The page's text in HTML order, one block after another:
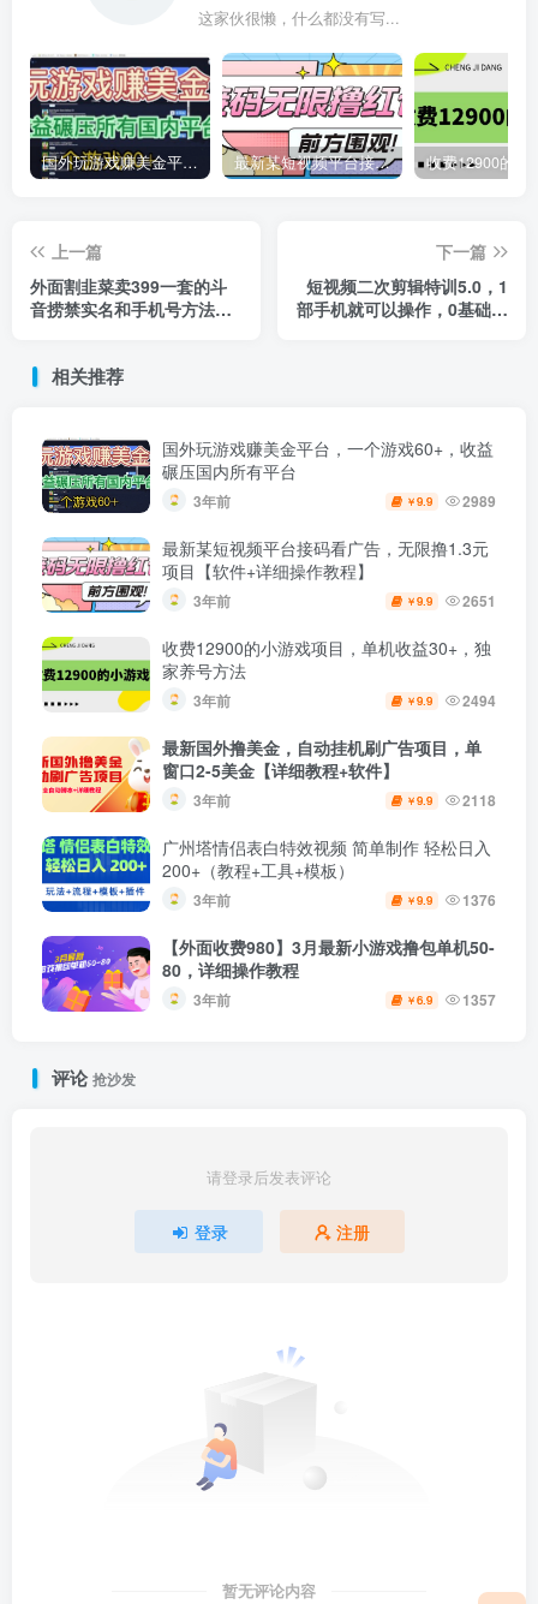
这家伙很懒，什么都没有写...
国外玩游戏赚美金平台，一个游戏60+，收益碾压国内所有平台 最新某短视频平台接码看广告，无限撸1.3元项目【软件+详细操作教程】
上一篇
外面割韭菜卖399一套的斗
音捞禁实名和手机号方法
下一篇
短视频二次剪辑特训5.0，1
部手机就可以操作，0基础掌
相关推荐
国外玩游戏赚美金平台，一个游戏60+，收益
碾压国内所有平台
3年前 ￥9.9 2989
最新某短视频平台接码看广告，无限撸1.3元
项目【软件+详细操作教程】
3年前 ￥9.9 2651
收费12900的小游戏项目，单机收益30+，独
家养号方法
3年前 ￥9.9 2494
最新国外撸美金，自动挂机刷广告项目，单
窗口2-5美金【详细教程+软件】
3年前 ￥9.9 2118
广州塔情侣表白特效视频 简单制作 轻松日入
200+（教程+工具+模板）
3年前 ￥9.9 1376
【外面收费980】3月最新小游戏撸包单机50-
80，详细操作教程
3年前 ￥6.9 1357
评论抢沙发
请登录后发表评论
登录 注册
暂无评论内容